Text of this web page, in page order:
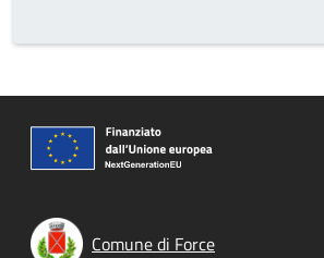
Comune di Force